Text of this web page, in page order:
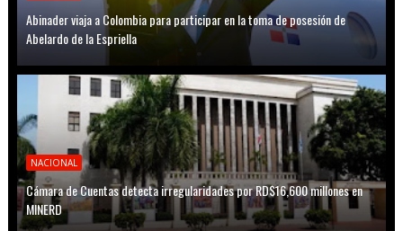
Abinader viaja a Colombia para participar en la toma de posesión de
Abelardo de la Espriella
NACIONAL
Cámara de Cuentas detecta irregularidades por RD$16,600 millones en
MINERD